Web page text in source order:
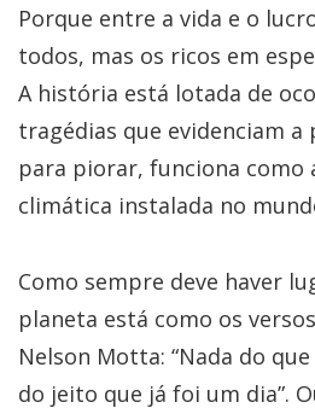
Porque entre a vida e o
todos, mas os ricos em
A história está lotada de
tragédias que evidenciam a
para piorar, funciona como
climática instalada no
Como sempre deve haver
planeta está como os
Nelson Motta: “Nada do
do jeito que já foi um dia”.